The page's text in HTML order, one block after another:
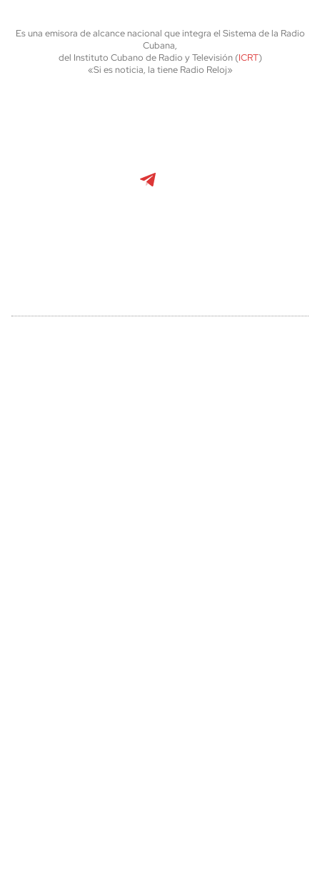
Es una emisora de alcance nacional que integra el Sistema de la Radio
Cubana,
del Instituto Cubano de Radio y Televisión (ICRT)
«Si es noticia, la tiene Radio Reloj»